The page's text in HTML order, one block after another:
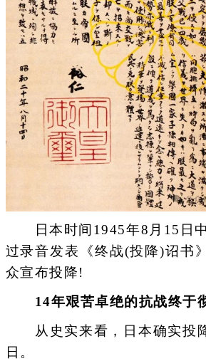
日本时间1945年8月15日中
过录音发表《终战(投降)诏书
众宣布投降!
14年艰苦卓绝的抗战终于
从史实来看，日本确实投
日。